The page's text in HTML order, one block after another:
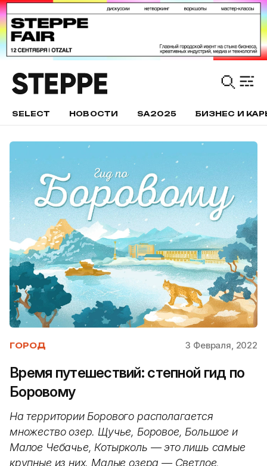
SELECT НОВОСТИ SA2025 БИЗНЕС И
ГОРОД 3 Февраля, 2022
Время путешествий: степной гид по
Боровому
На территории Борового располагается
множество озер. Щучье, Боровое, Большое и
Малое Чебачье, Котырколь — это лишь самые
крупные из них. Малые озера — Светлое,